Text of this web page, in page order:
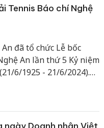
Tennis Báo chí Nghệ
đã tổ chức Lễ bốc
An lần thứ 5 Kỷ niệm
6/1925 - 21/6/2024).